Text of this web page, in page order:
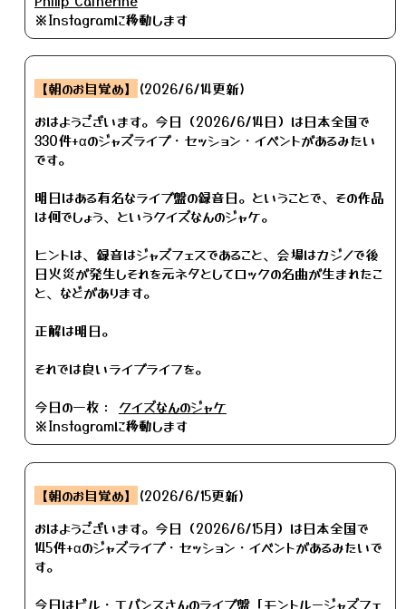
※Instagramに移動します
【朝のお目覚め】
(2026/6/14更新)
おはようございます。今日（2026/6/14日）は日本全国で
330件+αのジャズライブ・セッション・イベントがあるみたい
です。
明日はある有名なライブ盤の録音日。ということで、その作品
は何でしょう、というクイズなんのジャケ。
ヒントは、録音はジャズフェスであること、会場はカジノで後
日火災が発生しそれを元ネタとしてロックの名曲が生まれたこ
と、などがあります。
正解は明日。
それでは良いライブライフを。
今日の一枚： クイズなんのジャケ
※Instagramに移動します
【朝のお目覚め】
(2026/6/15更新)
おはようございます。今日（2026/6/15月）は日本全国で
145件+αのジャズライブ・セッション・イベントがあるみたいで
す。
今日はビル・エバンスさんのライブ盤「モントルージャズフェ